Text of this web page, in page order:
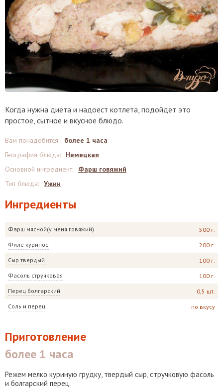
Когда нужна диета и надоест котлета, подойдет это
простое, сытное и вкусное блюдо.
Ингредиенты
Фарш мясной(у меня говяжий) 500 г.
Филе куриное 200 г.
Сыр твердый 100 г.
Фасоль стручковая 100 г.
Перец болгарский 0,5 шт.
Соль и перец по вкусу
Вам понадобится:
более 1 часа
География блюда:
Немецкая
Основной ингредиент:
Фарш говяжий
Тип блюда: Ужин
Приготовление
более 1 часа
Режем мелко куриную грудку, твердый сыр, стручковую фасоль
и болгарский перец.